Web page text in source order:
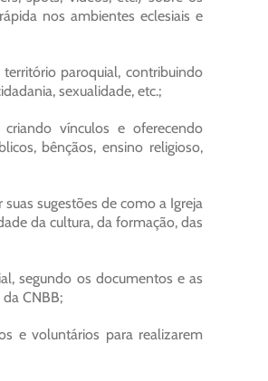
nos ambientes eclesiais e
paroquial, contribuindo
sexualidade, etc.;
vínculos e oferecendo
bênçãos, ensino religioso,
sugestões de como a Igreja
da cultura, da formação, das
segundo os documentos e as
CNBB;
e voluntários para realizarem